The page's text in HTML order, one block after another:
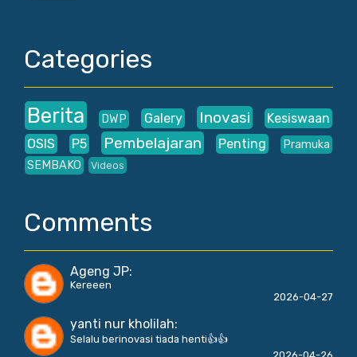
Categories
Berita DWP Galery Inovasi
Kesiswaan
OSIS
P5 Pembelajaran Penting
Pramuka
SEMBAKO
Videos
Comments
Ageng JP:
Kereeen
2026-04-27
yanti nur kholilah:
Selalu berinovasi tiada henti👍👍